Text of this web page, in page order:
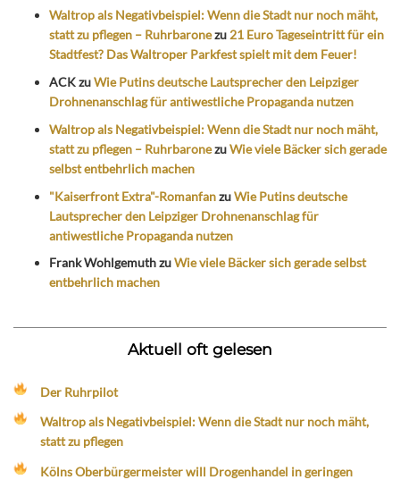
Waltrop als Negativbeispiel: Wenn die Stadt nur noch mäht,
statt zu pflegen – Ruhrbaronezu 21 Euro Tageseintritt für ein
Stadtfest? Das Waltroper Parkfest spielt mit dem Feuer!
ACKzuWie Putins deutsche Lautsprecher den Leipziger
Drohnenanschlag für antiwestliche Propaganda nutzen
Waltrop als Negativbeispiel: Wenn die Stadt nur noch mäht,
statt zu pflegen – RuhrbaronezuWie viele Bäcker sich gerade
selbst entbehrlich machen
"Kaiserfront Extra"-RomanfanzuWie Putins deutsche
Lautsprecher den Leipziger Drohnenanschlag für
antiwestliche Propaganda nutzen
Frank WohlgemuthzuWie viele Bäcker sich gerade selbst
entbehrlich machen
Aktuell oft gelesen
Der Ruhrpilot
Waltrop als Negativbeispiel: Wenn die Stadt nur noch mäht,
statt zu pflegen
Kölns Oberbürgermeister will Drogenhandel in geringen